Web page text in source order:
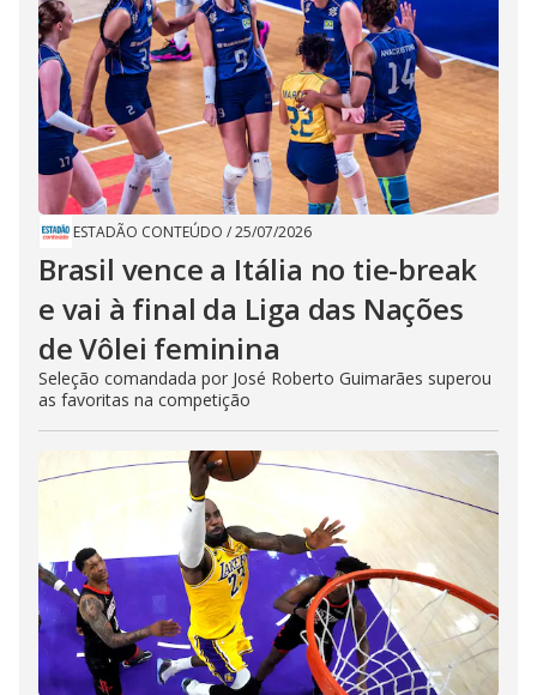
ESTADÃO CONTEÚDO /25/07/2026
Brasil vence a Itália no tie-break
e vai à final da Liga das Nações
de Vôlei feminina
Seleção comandada por José Roberto Guimarães superou
as favoritas na competição